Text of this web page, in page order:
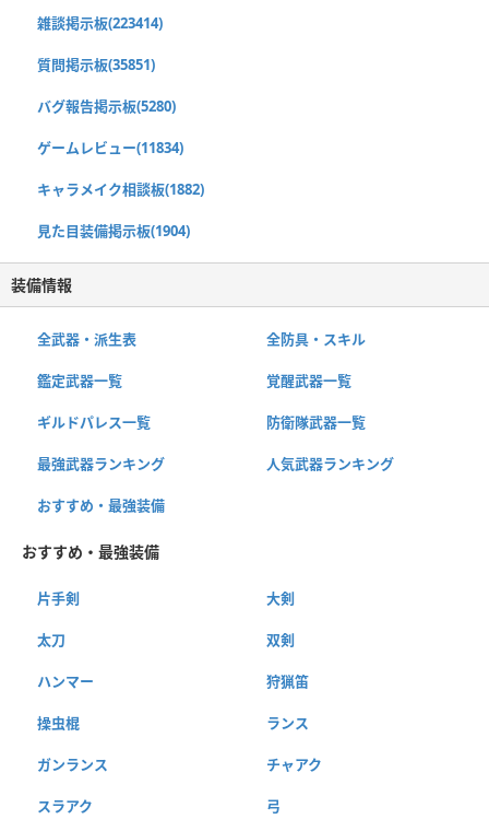
雑談掲示板(223414)
質問掲示板(35851)
バグ報告掲示板(5280)
ゲームレビュー(11834)
キャラメイク相談板(1882)
見た目装備掲示板(1904)
装備情報
全武器・派生表 全防具・スキル
鑑定武器一覧 覚醒武器一覧
ギルドパレス一覧 防衛隊武器一覧
最強武器ランキング 人気武器ランキング
おすすめ・最強装備
おすすめ・最強装備
片手剣 大剣
太刀 双剣
ハンマー 狩猟笛
操虫棍 ランス
ガンランス チャアク
スラアク 弓